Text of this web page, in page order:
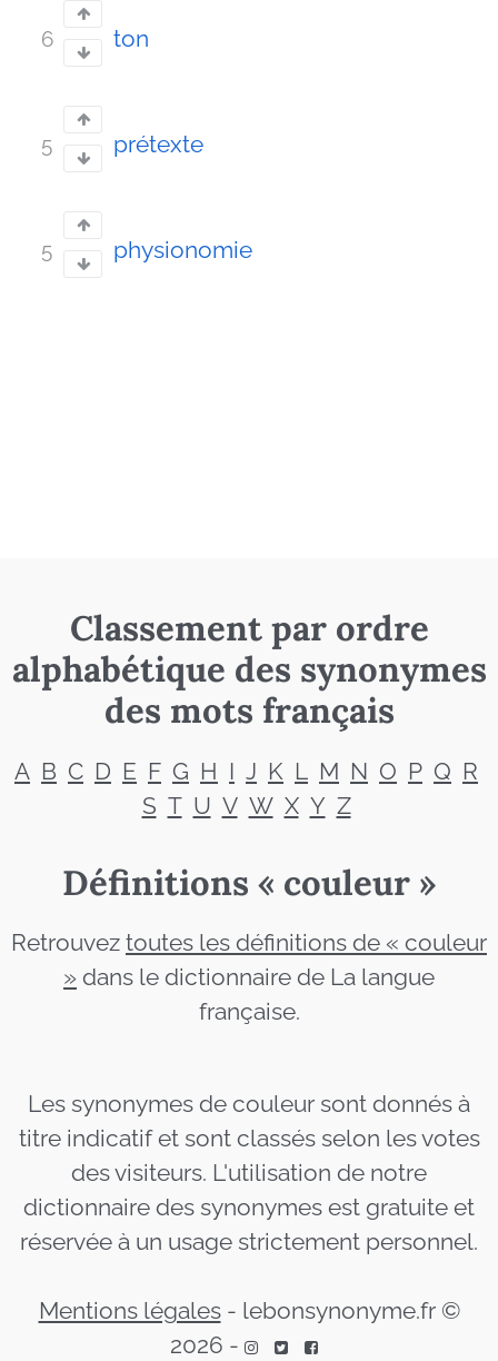
6 ton
5 prétexte
5 physionomie
Classement par ordre
alphabétique des synonymes
des mots français
A B C D E F G H I J K L M N O P Q R
S T U V W X Y Z
Définitions « couleur »
Retrouvez toutes les définitions de « couleur
» dans le dictionnaire de La langue
française.
Les synonymes de couleur sont donnés à
titre indicatif et sont classés selon les votes
des visiteurs. L'utilisation de notre
dictionnaire des synonymes est gratuite et
réservée à un usage strictement personnel.
Mentions légales- lebonsynonyme.fr ©
2026 -